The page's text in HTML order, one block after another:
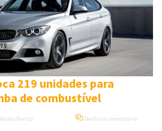
219 unidades para
de combustível
Parizzi Nenhum comentário